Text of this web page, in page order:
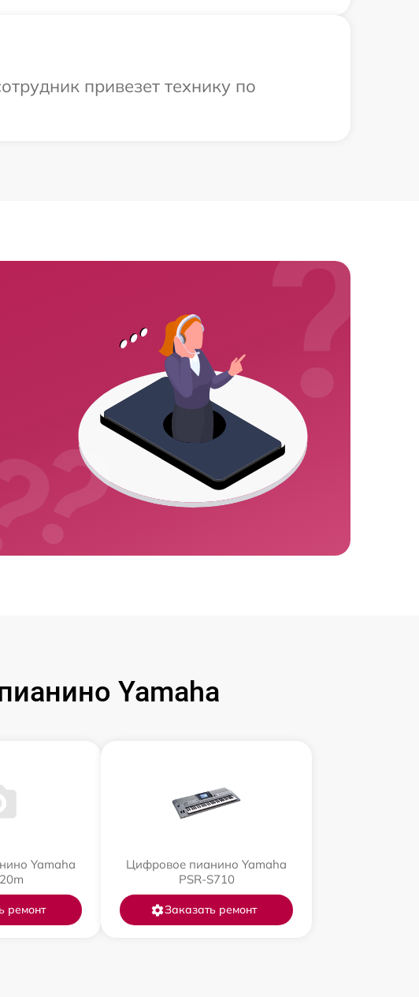
привезет технику по
Yamaha
Yamaha
ремонт
Цифровое пианино Yamaha
PSR-S710
Заказать ремонт